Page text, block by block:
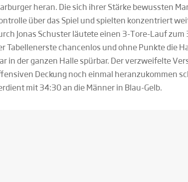
heran. Die sich ihrer Stärke bewussten
über das Spiel und spielten konzentriert
Jonas Schuster läutete einen 3-Tore-Lauf zum
Tabellenerste chancenlos und ohne Punkte die
in der ganzen Halle spürbar. Der verzweifelte
Deckung noch einmal heranzukommen
mit 34:30 an die Männer in Blau-Gelb.